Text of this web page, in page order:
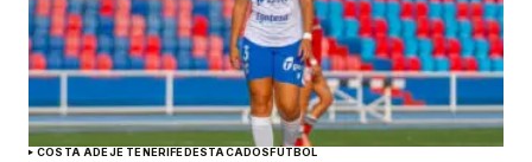
COSTA ADEJE TENERIFEDESTACADOSFÚTBOL